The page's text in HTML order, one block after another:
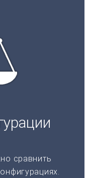
сравнить